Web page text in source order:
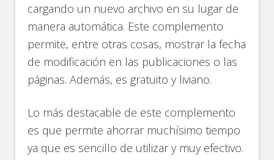
cargando un nuevo archivo en su lugar de
manera automática. Este complemento
permite, entre otras cosas, mostrar la fecha
de modificación en las publicaciones o las
páginas. Además, es gratuito y liviano.
Lo más destacable de este complemento
es que permite ahorrar muchísimo tiempo
ya que es sencillo de utilizar y muy efectivo.